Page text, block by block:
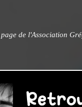
de l'Association